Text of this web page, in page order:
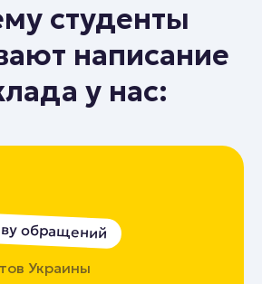
студенты
написание
у нас:
обращений
Украины